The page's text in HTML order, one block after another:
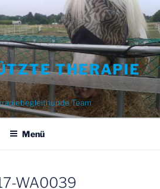
THERAPIE
Team
Menü
WA0039